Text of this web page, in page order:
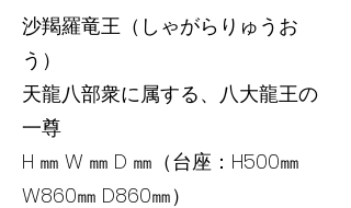
沙羯羅竜王（しゃがらりゅうお
う）
天龍八部衆に属する、八大龍王の
一尊
H ㎜ W ㎜ D ㎜（台座：H500㎜
W860㎜ D860㎜）